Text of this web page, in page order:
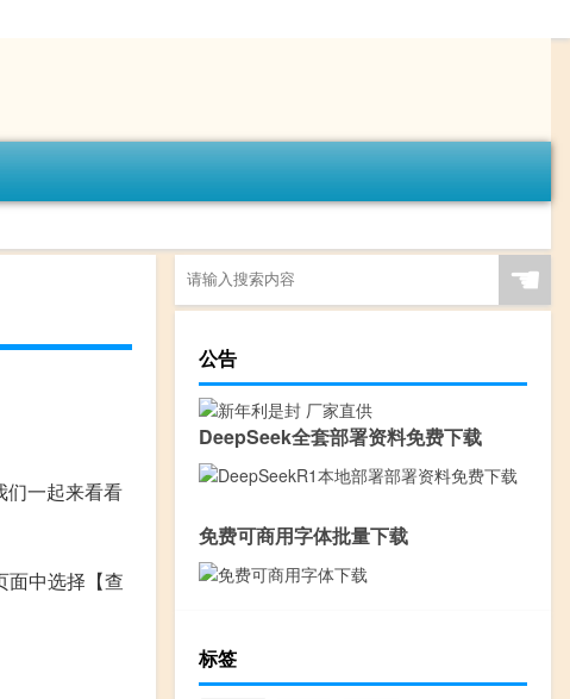
们一起来看看
面中选择【查
☚
公告
DeepSeek全套部署资料免费下载
免费可商用字体批量下载
标签